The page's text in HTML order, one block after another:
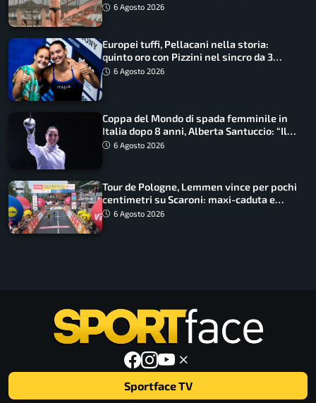
6 Agosto 2026
Europei tuffi, Pellacani nella storia:
quinto oro con Pizzini nel sincro da 3
metri
6 Agosto 2026
Coppa del Mondo di spada femminile in
Italia dopo 8 anni, Alberta Santuccio: “Il
lavoro dà sempre i suoi frutti”
6 Agosto 2026
Tour de Pologne, Lemmen vince per pochi
centimetri su Scaroni: maxi-caduta e
tappa accorciata
6 Agosto 2026
Sportface TV